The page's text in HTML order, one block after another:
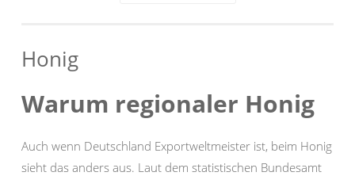
Honig
Warum regionaler Honig
Auch wenn Deutschland Exportweltmeister ist, beim Honig
sieht das anders aus. Laut dem statistischen Bundesamt